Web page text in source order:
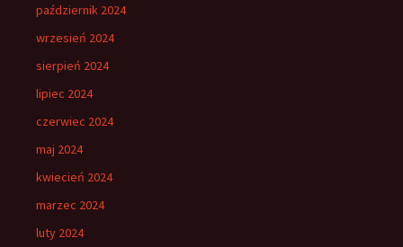
październik 2024
wrzesień 2024
sierpień 2024
lipiec 2024
czerwiec 2024
maj 2024
kwiecień 2024
marzec 2024
luty 2024